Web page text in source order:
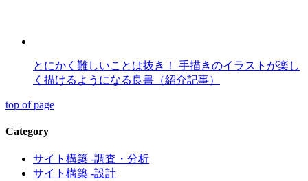
とにかく難しいことは抜き！ 手描きのイラストが楽し
く描けるようになる良書（紹介記事）
top of page
Category
サイト構築 -調査・分析
サイト構築 -設計